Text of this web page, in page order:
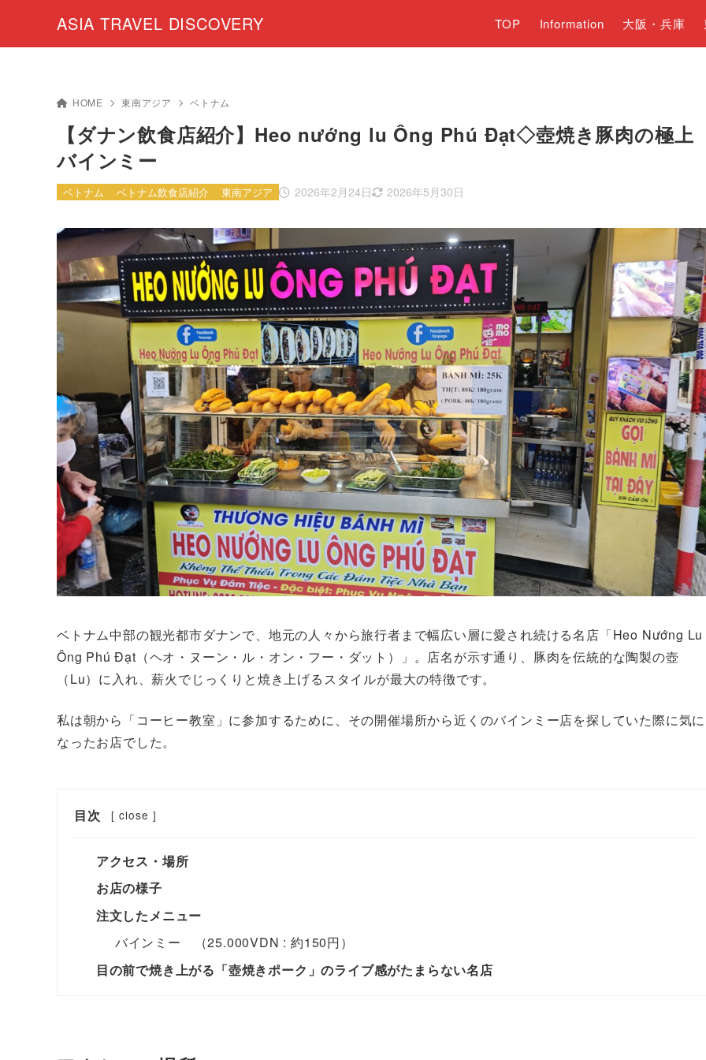
ASIA TRAVEL DISCOVERY TOP Information 大阪・兵庫
HOME 東南アジア ベトナム
【ダナン飲食店紹介】Heo nướng lu Ông Phú Đạt◇壺焼き豚肉の極上
バインミー
2026年2月24日 2026年5月30日
ベトナム ベトナム飲食店紹介 東南アジア
ベトナム中部の観光都市ダナンで、地元の人々から旅行者まで幅広い層に愛され続ける名店「Heo Nướng Lu
Ông Phú Đạt（ヘオ・ヌーン・ル・オン・フー・ダット）」。店名が示す通り、豚肉を伝統的な陶製の壺
（Lu）に入れ、薪火でじっくりと焼き上げるスタイルが最大の特徴です。
私は朝から「コーヒー教室」に参加するために、その開催場所から近くのバインミー店を探していた際に気に
なったお店でした。
目次 [ close ]
アクセス・場所
お店の様子
注文したメニュー
バインミー （25.000VDN : 約150円）
目の前で焼き上がる「壺焼きポーク」のライブ感がたまらない名店